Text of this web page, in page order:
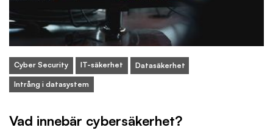
Cyber Security IT-säkerhet Datasäkerhet
Intrång i datasystem
Vad innebär cybersäkerhet?